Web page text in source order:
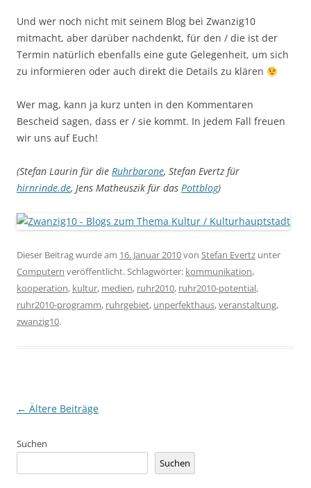
Und wer noch nicht mit seinem Blog bei Zwanzig10
mitmacht, aber darüber nachdenkt, für den / die ist der
Termin natürlich ebenfalls eine gute Gelegenheit, um sich
zu informieren oder auch direkt die Details zu klären
Wer mag, kann ja kurz unten in den Kommentaren
Bescheid sagen, dass er / sie kommt. In jedem Fall freuen
wir uns auf Euch!
(Stefan Laurin für die Ruhrbarone, Stefan Evertz für
hirnrinde.de, Jens Matheuszik für das Pottblog)
Dieser Beitrag wurde am 16. Januar 2010von Stefan Evertz unter
Computern veröffentlicht. Schlagwörter: kommunikation,
kooperation, kultur, medien, ruhr2010, ruhr2010-potential,
ruhr2010-programm, ruhrgebiet, unperfekthaus,veranstaltung,
zwanzig10.
Beitragsnavigation
← Ältere Beiträge
Suchen
Suchen